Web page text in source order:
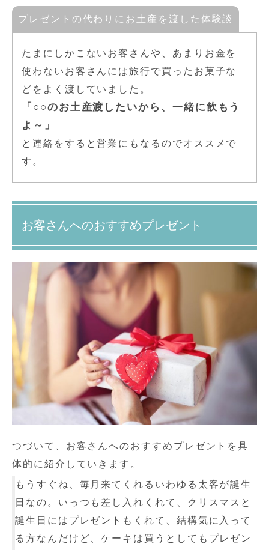
プレゼントの代わりにお土産を渡した体験談
たまにしかこないお客さんや、あまりお金を
使わないお客さんには旅行で買ったお菓子な
どをよく渡していました。
「○○のお土産渡したいから、一緒に飲もう
よ～」
と連絡をすると営業にもなるのでオススメで
す。
お客さんへのおすすめプレゼント
つづいて、お客さんへのおすすめプレゼントを具
体的に紹介していきます。
もうすぐね、毎月来てくれるいわゆる太客が誕生
日なの。いっつも差し入れくれて、クリスマスと
誕生日にはプレゼントもくれて、結構気に入って
る方なんだけど、ケーキは買うとしてもプレゼン